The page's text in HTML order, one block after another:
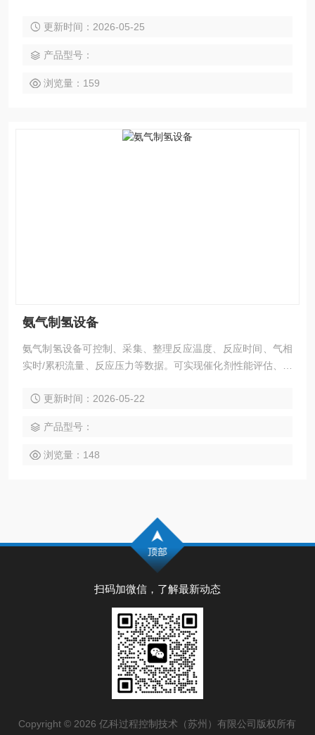
更新时间：2026-05-25
产品型号：
浏览量：159
氨气制氢设备
氨气制氢设备可控制、采集、整理反应温度、反应时间、气相
实时/累积流量、反应压力等数据。可实现催化剂性能评估、反
更新时间：2026-05-22
产品型号：
浏览量：148
扫码加微信，了解最新动态
Copyright © 2026 亿科过程控制技术（苏州）有限公司版权所有